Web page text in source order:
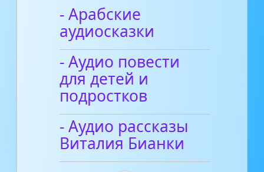
- Арабские
аудиосказки
- Аудио повести
для детей и
подростков
- Аудио рассказы
Виталия Бианки